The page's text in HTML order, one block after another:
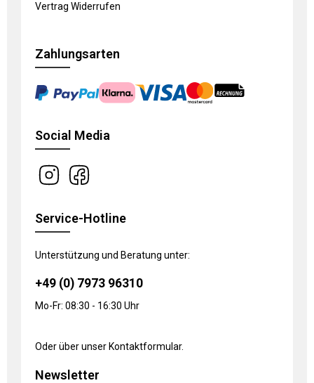
Vertrag Widerrufen
Zahlungsarten
Social Media
Service-Hotline
Unterstützung und Beratung unter:
+49 (0) 7973 96310
Mo-Fr: 08:30 - 16:30 Uhr
Oder über unser Kontaktformular.
Newsletter